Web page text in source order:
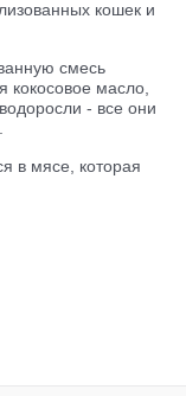
кошек и
смесь
кокосовое масло,
- все они
в мясе, которая